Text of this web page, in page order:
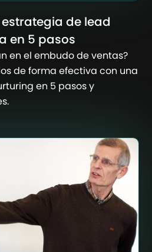
de lead
en 5 pasos
en el embudo de ventas?
de forma efectiva con una
en 5 pasos y